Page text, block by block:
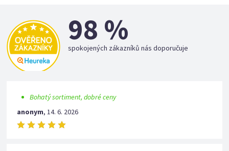
98 %
spokojených zákazníků nás doporučuje
Bohatý sortiment, dobré ceny
anonym,14. 6. 2026